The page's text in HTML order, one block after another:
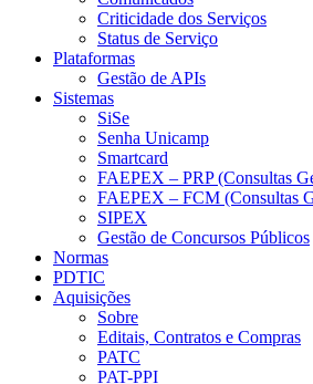
Criticidade dos Serviços
Status de Serviço
Plataformas
Gestão de APIs
Sistemas
SiSe
Senha Unicamp
Smartcard
FAEPEX – PRP (Consultas
FAEPEX – FCM (Consultas
SIPEX
Gestão de Concursos Públicos
Normas
PDTIC
Aquisições
Sobre
Editais, Contratos e Compras
PATC
PAT-PPI